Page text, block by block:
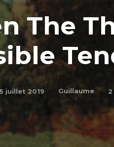
The
juillet 2019 Guillaume 2